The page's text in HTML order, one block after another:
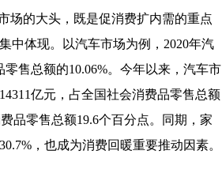
场的大头，既是促消费扩内需的重点
中体现。以汽车市场为例，2020年汽
售总额的10.06%。今年以来，汽车市
亿元，占全国社会消费品零售总额
品零售总额19.6个百分点。同期，家
，也成为消费回暖重要推动因素。